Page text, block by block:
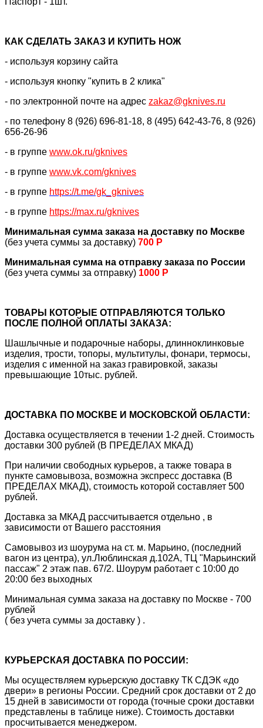
КАК CДЕЛАТЬ ЗАКАЗ И КУПИТЬ НОЖ
- используя корзину сайта
- используя кнопку "купить в 2 клика"
- по электронной почте на адрес zakaz@gknives.ru
- по телефону 8 (926) 696-81-18, 8 (495) 642-43-76, 8 (926)
656-26-96
- в группе www.ok.ru/gknives
- в группе www.vk.com/gknives
- в группе https://t.me/gk_gknives
- в группе https://max.ru/gknives
Минимальная сумма заказа на доставку по Москве
(без учета суммы за доставку) 700 Р
Минимальная сумма на отправку заказа по России
(без учета суммы за отправку) 1000 Р
ТОВАРЫ КОТОРЫЕ ОТПРАВЛЯЮТСЯ ТОЛЬКО
ПОСЛЕ ПОЛНОЙ ОПЛАТЫ ЗАКАЗА:
Шашлычные и подарочные наборы, длинноклинковые
изделия, трости, топоры, мультитулы, фонари, термосы,
изделия с именной на заказ гравировкой, заказы
превышающие 10тыс. рублей.
ДОСТАВКА ПО МОСКВЕ И МОСКОВСКОЙ ОБЛАСТИ:
Доставка осуществляется в течении 1-2 дней. Стоимость
доставки 300 рублей (В ПРЕДЕЛАХ МКАД)
При наличии свободных курьеров, а также товара в
пункте самовывоза, возможна экспресс доставка (В
ПРЕДЕЛАХ МКАД), стоимость которой составляет 500
рублей.
Доставка за МКАД рассчитывается отдельно , в
зависимости от Вашего расстояния
Самовывоз из шоурума на ст. м. Марьино, (последний
вагон из центра), ул.Люблинская д.102А, ТЦ "Марьинский
пассаж" 2 этаж пав. 67/2. Шоурум работает с 10:00 до
20:00 без выходных
Минимальная сумма заказа на доставку по Москве - 700
рублей
( без учета суммы за доставку ) .
КУРЬЕРСКАЯ ДОСТАВКА ПО РОССИИ:
Мы осуществляем курьерскую доставку ТК СДЭК «до
двери» в регионы России. Средний срок доставки от 2 до
15 дней в зависимости от города (точные сроки доставки
представлены в таблице ниже). Стоимость доставки
просчитывается менеджером.